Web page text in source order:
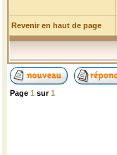
Revenir en haut de page
Page 1 sur1